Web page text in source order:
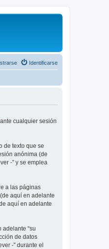
Identificarse
cualquier sesión
de texto que se
anónima (de
-” y se emplea
a las páginas
aquí en adelante
aquí en adelante
“su
de datos
-” durante el